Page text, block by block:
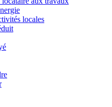
locales